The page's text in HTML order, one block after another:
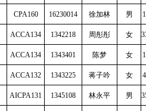
CPA160 16230014 徐加林 男
ACCA134 1342218 周彤彤 女
ACCA134 1343401 陈梦 女
ACCA132 1343225 蒋子吟 女
AICPA131 1345108 林永平 男